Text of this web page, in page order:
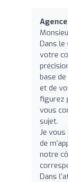
Dans le
votre
base
et de
figurez
vous
sujet.
Je
de
notre
Dans